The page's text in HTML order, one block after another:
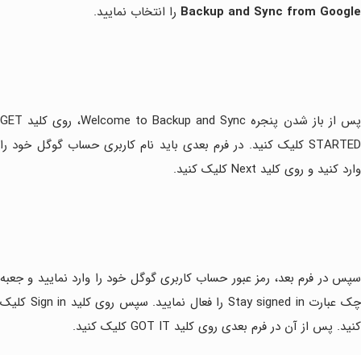
Backup and Sync from Google را انتخاب نمایید.
پس از باز شدن پنجره Welcome to Backup and Sync، روی کلید GET
STARTED کلیک کنید. در فرم بعدی باید نام کاربری حساب گوگل خود را
وارد کنید و روی کلید Next کلیک کنید.
سپس در فرم بعد، رمز عبور حساب کاربری گوگل خود را وارد نمایید و جعبه
چک عبارت Stay signed in را فعال نمایید. سپس روی کلید Sign in کلیک
کنید. پس از آن در فرم بعدی روی کلید GOT IT کلیک کنید.